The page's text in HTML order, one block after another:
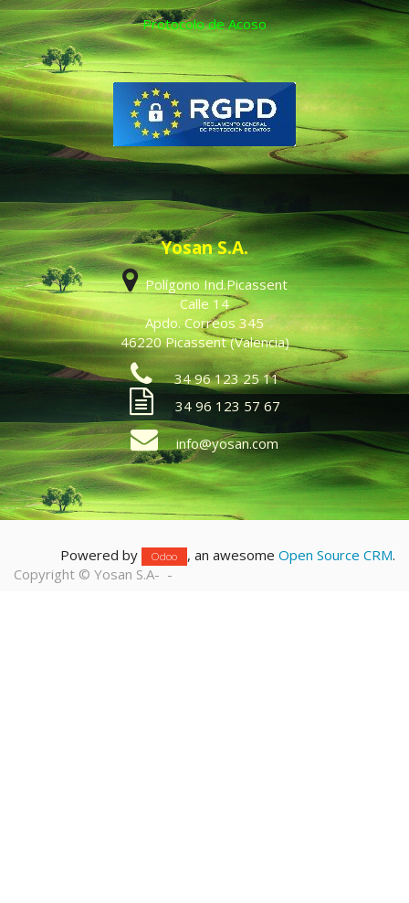
Protocolo de Acoso
Yosan S.A.
Polígono Ind.Picassent
Calle 14
Apdo. Correos 345
46220 Picassent (Valencia)
34 96 123 25 11
34 96 123 57 67
info@yosan.com
Powered by Odoo , an awesome Open Source CRM.
Copyright © Yosan S.A- -